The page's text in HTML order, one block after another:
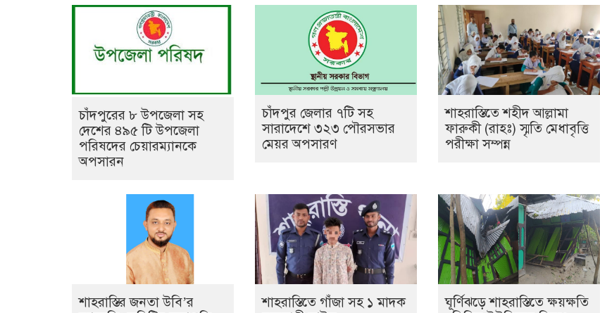
চাঁদপুরের ৮ উপজেলা সহ
দেশের ৪৯৫ টি উপজেলা
পরিষদের চেয়ারম্যানকে
অপসারন
চাঁদপুর জেলার ৭টি সহ
সারাদেশে ৩২৩ পৌরসভার
মেয়র অপসারণ
শাহরাস্তিতে শহীদ আল্লামা
ফারুকী (রাহঃ) স্মৃতি মেধাবৃত্তি
পরীক্ষা সম্পন্ন
শাহরাস্তির জনতা উবি’র
শাহরাস্তিতে গাঁজা সহ ১ মাদক
ঘূর্ণিঝড়ে শাহরাস্তিতে ক্ষয়ক্ষতি